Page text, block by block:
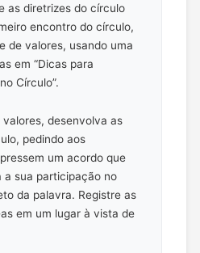
as diretrizes do círculo
encontro do círculo,
de valores, usando uma
em “Dicas para
Círculo”.
desenvolva as
pedindo aos
um acordo que
a sua participação no
da palavra. Registre as
em um lugar à vista de